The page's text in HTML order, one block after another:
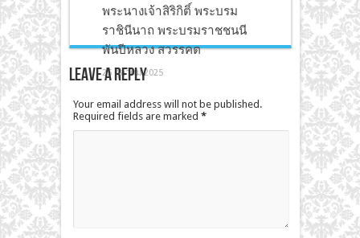
พระนางเจ้าสิริกิติ์ พระบรม
ราชินีนาถ พระบรมราชชนนี
พันปีหลวง สวรรคต
25 ตุลาคม 2025
Leave a Reply
Your email address will not be published.
Required fields are marked *